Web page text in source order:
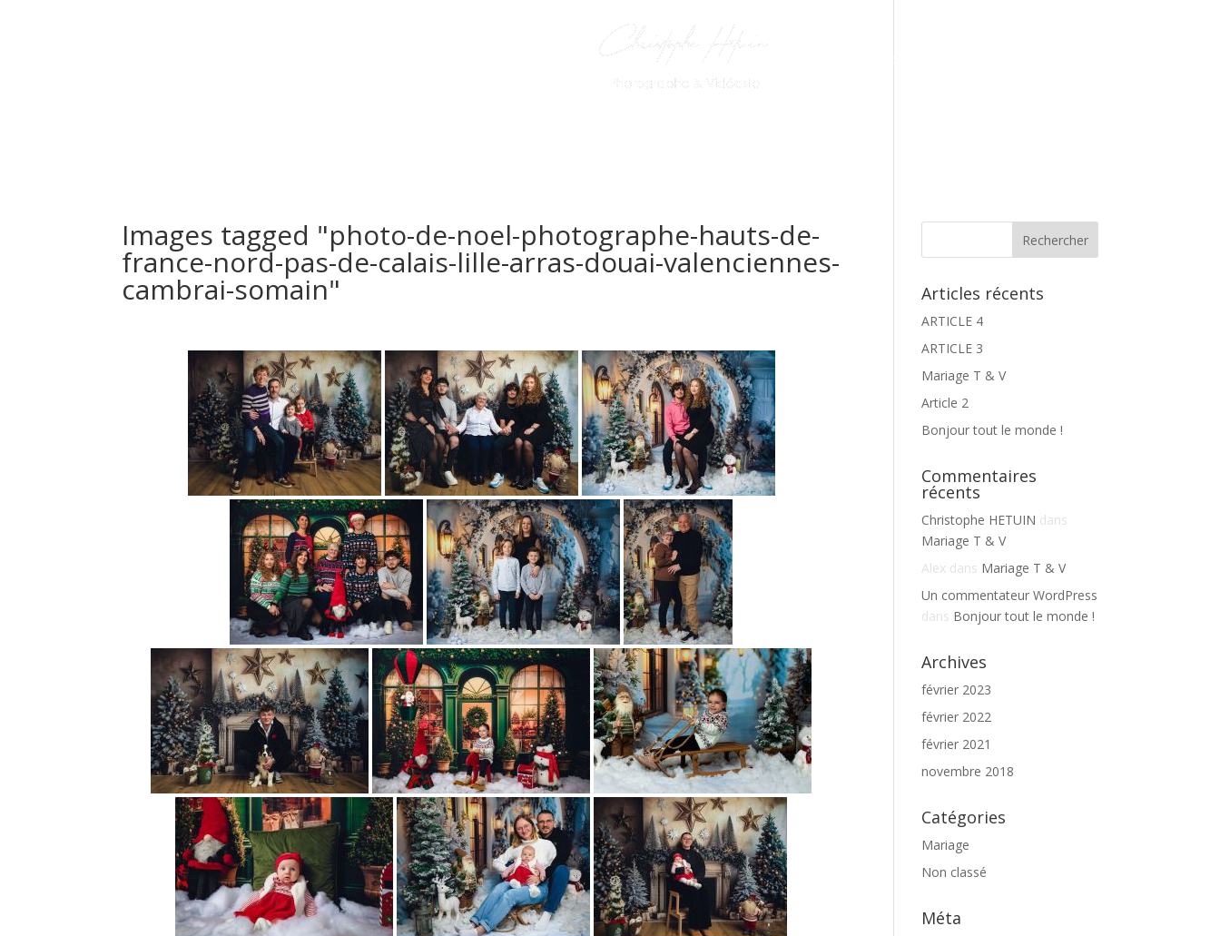
Images tagged "photo-de-noel-photographe-hauts-de-
france-nord-pas-de-calais-lille-arras-douai-valenciennes-
cambrai-somain" Articles récents
ARTICLE 4
ARTICLE 3
Mariage T & V
Article 2
Bonjour tout le monde !
Commentaires
récents
Christophe HETUIN dans
Mariage T & V
Alex dans Mariage T & V
Un commentateur WordPress
dans Bonjour tout le monde !
Archives
février 2023
février 2022
février 2021
novembre 2018
Catégories
Mariage
Non classé
Méta